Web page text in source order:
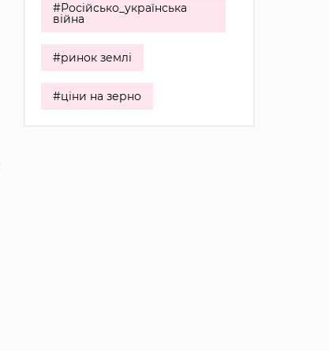
#Російсько_українська
війна
#ринок землі
#ціни на зерно